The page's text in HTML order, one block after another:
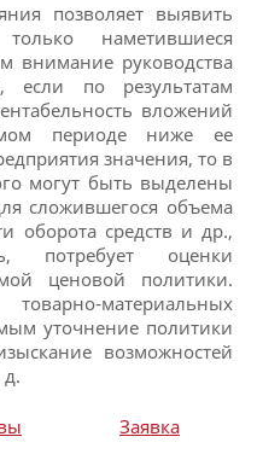
позволяет выявить
наметившиеся
внимание руководства
если по результатам
вложений
периоде ниже ее
значения, то в
могут быть выделены
сложившегося объема
оборота средств и др.,
оценки
ценовой политики.
материальных
уточнение политики
возможностей
Заявка